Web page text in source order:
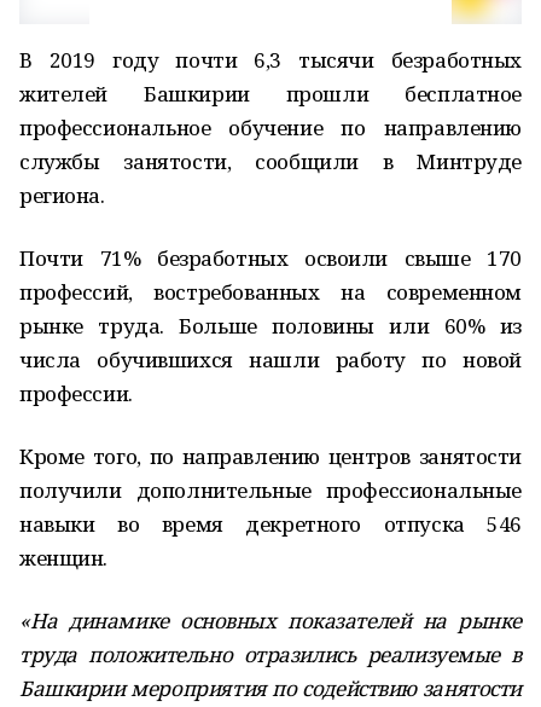
В 2019 году почти 6,3 тысячи безработных
жителей Башкирии прошли бесплатное
профессиональное обучение по направлению
службы занятости, сообщили в Минтруде
региона.
Почти 71% безработных освоили свыше 170
профессий, востребованных на современном
рынке труда. Больше половины или 60% из
числа обучившихся нашли работу по новой
профессии.
Кроме того, по направлению центров занятости
получили дополнительные профессиональные
навыки во время декретного отпуска 546
женщин.
«На динамике основных показателей на рынке
труда положительно отразились реализуемые в
Башкирии мероприятия по содействию занятости